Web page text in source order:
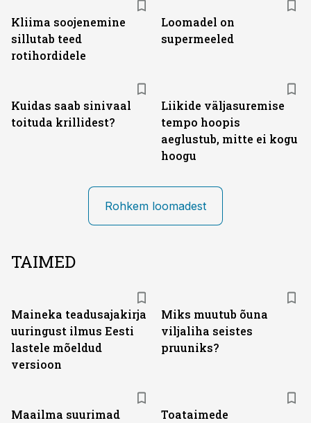
Kliima soojenemine
sillutab teed
rotihordidele
Loomadel on
supermeeled
Kuidas saab sinivaal
toituda krillidest?
Liikide väljasuremise
tempo hoopis
aeglustub, mitte ei kogu
hoogu
Rohkem loomadest
TAIMED
Maineka teadusajakirja
uuringust ilmus Eesti
lastele mõeldud
versioon
Miks muutub õuna
viljaliha seistes
pruuniks?
Maailma suurimad
Toataimede